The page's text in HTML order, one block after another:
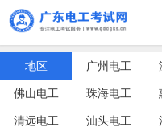
地区 广州电工
佛山电工
珠海电工
清远电工
汕头电工